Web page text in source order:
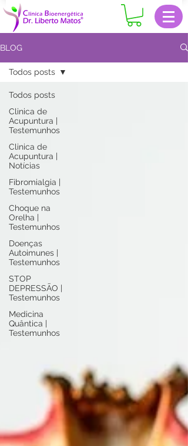
BLOG
Todos posts
Clinica de
Acupuntura |
Testemunhos
Clinica de
Acupuntura |
Notícias
Fibromialgia |
Testemunhos
Choque na
Orelha |
Testemunhos
Doenças
Autoimunes |
Testemunhos
STOP
DEPRESSÃO |
Testemunhos
Medicina
Quântica |
Testemunhos
Todos posts